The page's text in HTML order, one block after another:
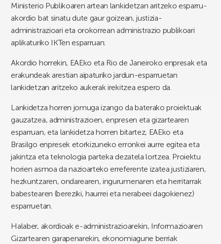
Ministerio Publikoaren artean lankidetzan aritzeko esparru-
akordio bat sinatu dute gaur goizean, justizia-
administrazioari eta orokorrean administrazio publikoari
aplikaturiko IKTen esparruan.
Akordio horrekin, EAEko eta Rio de Janeiroko enpresak eta
erakundeak arestian aipaturiko jardun-esparruetan
lankidetzan aritzeko aukerak irekitzea espero da.
Lankidetza horren jomuga izango da baterako proiektuak
gauzatzea, administrazioen, enpresen eta gizartearen
esparruan, eta lankidetza horren bitartez, EAEko eta
Brasilgo enpresek etorkizuneko erronkei aurre egitea eta
jakintza eta teknologia parteka dezatela lortzea. Proiektu
horien asmoa da nazioarteko erreferente izatea justiziaren,
hezkuntzaren, ondarearen, ingurumenaren eta herritarrak
babestearen (bereziki, haurrei eta nerabeei dagokienez)
esparruetan.
Halaber, akordioak e-administrazioarekin, Informazioaren
Gizartearen garapenarekin, ekonomiagune berriak